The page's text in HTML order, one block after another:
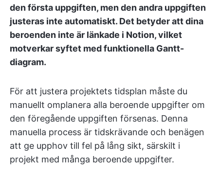
den första uppgiften, men den andra uppgiften
justeras inte automatiskt. Det betyder att dina
beroenden inte är länkade i Notion, vilket
motverkar syftet med funktionella Gantt-
diagram.
För att justera projektets tidsplan måste du
manuellt omplanera alla beroende uppgifter om
den föregående uppgiften försenas. Denna
manuella process är tidskrävande och benägen
att ge upphov till fel på lång sikt, särskilt i
projekt med många beroende uppgifter.